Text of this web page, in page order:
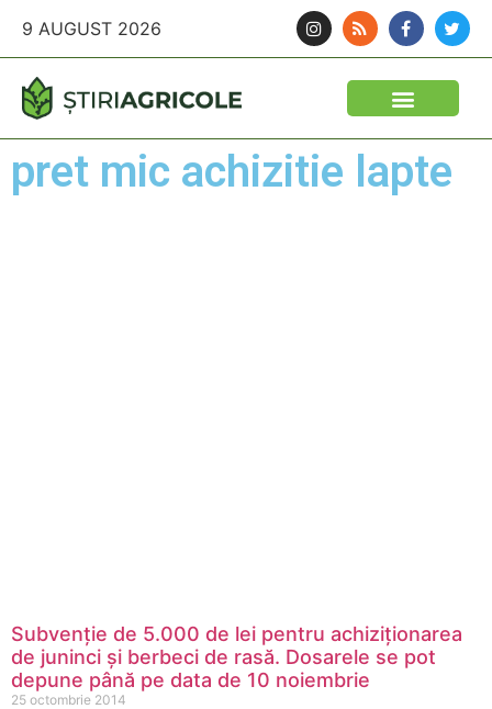
9 AUGUST 2026
pret mic achizitie lapte
Subvenție de 5.000 de lei pentru achiziționarea
de juninci și berbeci de rasă. Dosarele se pot
depune până pe data de 10 noiembrie
25 octombrie 2014